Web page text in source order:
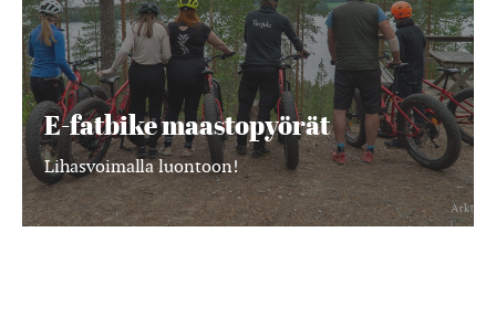
E-fatbike maastopyörät
Lihasvoimalla luontoon!